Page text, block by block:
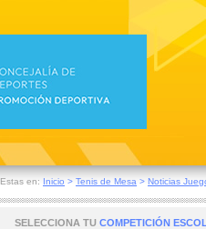
Estas en: Inicio > Tenis de Mesa > Noticias
SELECCIONA TU COMPETICIÓN